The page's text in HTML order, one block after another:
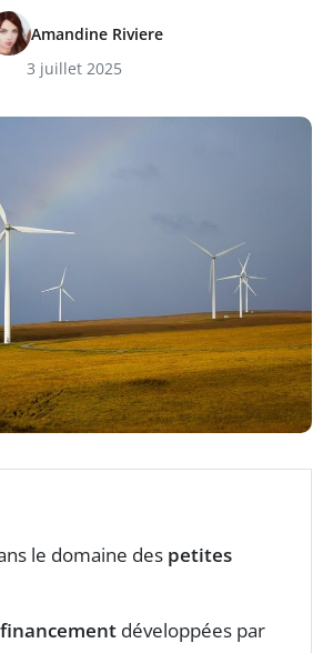
Amandine Riviere
3 juillet 2025
le domaine des petites
financement développées par